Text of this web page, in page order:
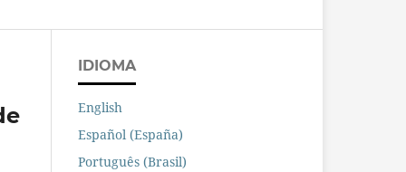
IDIOMA
English
Español (España)
Português (Brasil)